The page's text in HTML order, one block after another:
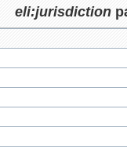
eli:jurisdiction